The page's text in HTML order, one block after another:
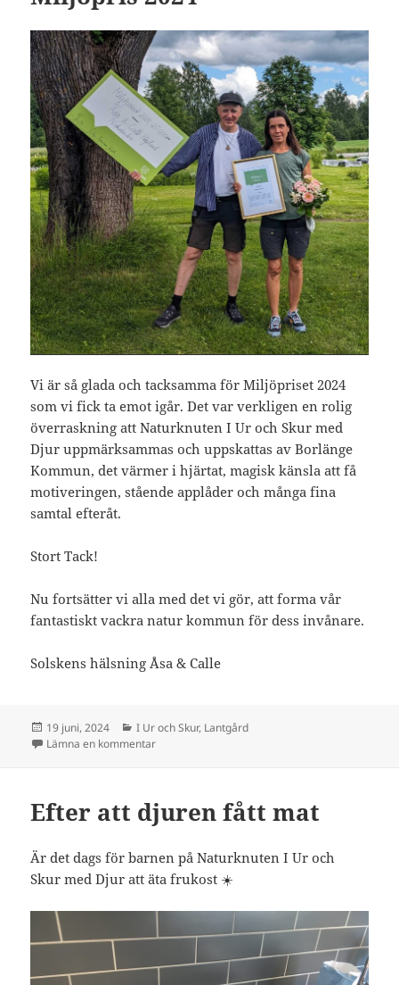
Vi är så glada och tacksamma för Miljöpriset 2024
som vi fick ta emot igår. Det var verkligen en rolig
överraskning att Naturknuten I Ur och Skur med
Djur uppmärksammas och uppskattas av Borlänge
Kommun, det värmer i hjärtat, magisk känsla att få
motiveringen, stående applåder och många fina
samtal efteråt.
Stort Tack!
Nu fortsätter vi alla med det vi gör, att forma vår
fantastiskt vackra natur kommun för dess invånare.
Solskens hälsning Åsa & Calle
Postat
19 juni, 2024 Kategorier
I Ur och Skur, Lantgård
Lämna en kommentartill Miljöpris 2024
Efter att djuren fått mat
Är det dags för barnen på Naturknuten I Ur och
Skur med Djur att äta frukost ☀️